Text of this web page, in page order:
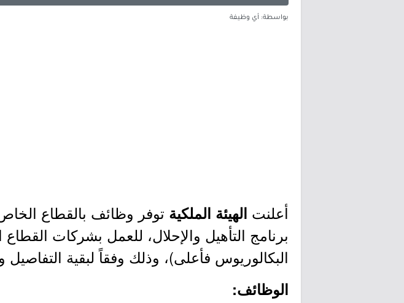
بواسطة: أي وظيفة
أعلنت الهيئة الملكية
برنامج التأهيل والإحلال، للعمل بشركات
البكالوريوس فأعلى)، وذلك وفقاً لبقية
الوظائف: